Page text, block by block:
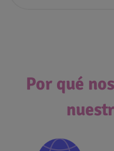
Por qué